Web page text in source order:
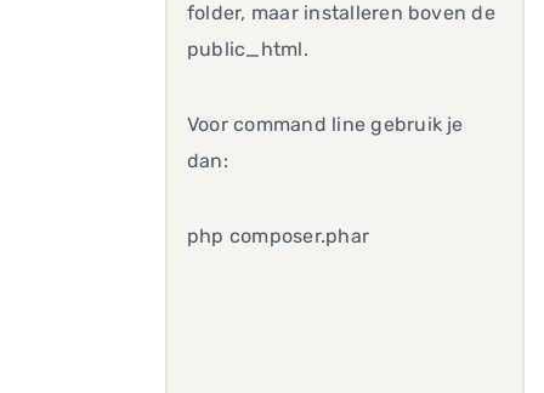
folder, maar installeren boven de
public_html.
Voor command line gebruik je
dan:
php composer.phar